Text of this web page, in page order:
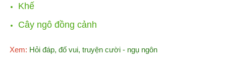
Khế
Cây ngô đồng cảnh
Xem: Hỏi đáp, đố vui, truyện cười - ngụ ngôn